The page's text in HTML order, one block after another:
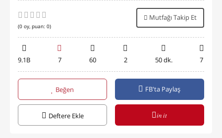
(0 oy, puan: 0)
Mutfağı Takip Et
9.1B 7 60 2 50 dk. 7
Beğen FB'ta Paylaş
Deftere Ekle in it